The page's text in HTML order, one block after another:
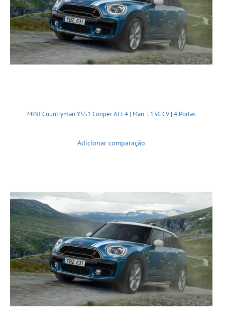
MINI Countryman YS51 Cooper ALL4 | Man. | 136 CV | 4 Portas
Adicionar comparação